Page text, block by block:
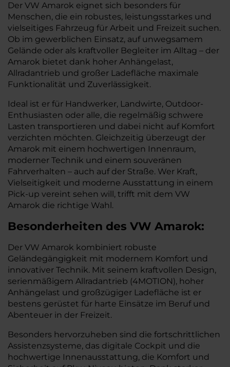
Der VW Amarok eignet sich besonders für
Menschen, die ein robustes, leistungsstarkes und
vielseitiges Fahrzeug für Arbeit und Freizeit suchen.
Ob im gewerblichen Einsatz, auf unwegsamem
Gelände oder als kraftvoller Begleiter im Alltag – der
Amarok bietet dank hoher Anhängelast,
Allradantrieb und großer Ladefläche maximale
Funktionalität und Zuverlässigkeit.
Ideal ist er für Handwerker, Landwirte, Outdoor-
Enthusiasten oder alle, die regelmäßig schwere
Lasten transportieren und dabei nicht auf Komfort
verzichten möchten. Gleichzeitig überzeugt der
Amarok mit einem hochwertigen Innenraum,
moderner Technik und einem souveränen
Fahrverhalten – auch auf der Straße. Wer Kraft,
Vielseitigkeit und moderne Ausstattung in einem
Pick-up vereint sehen will, trifft mit dem VW
Amarok die richtige Wahl.
Besonderheiten des VW Amarok:
Der VW Amarok kombiniert robuste
Geländegängigkeit mit modernem Komfort und
innovativer Technik. Mit seinem kraftvollen Design,
serienmäßigem Allradantrieb (4MOTION), hoher
Anhängelast und großzügiger Ladefläche ist er
bestens gerüstet für harte Einsätze im Beruf und
Abenteuer in der Freizeit.
Besonders hervorzuheben sind die fortschrittlichen
Assistenzsysteme, das digitale Cockpit und die
hochwertige Innenausstattung, die Komfort und